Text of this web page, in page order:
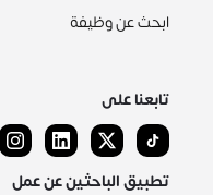
ابحث عن وظيفة
تابعنا على
تطبيق الباحثين عن عمل